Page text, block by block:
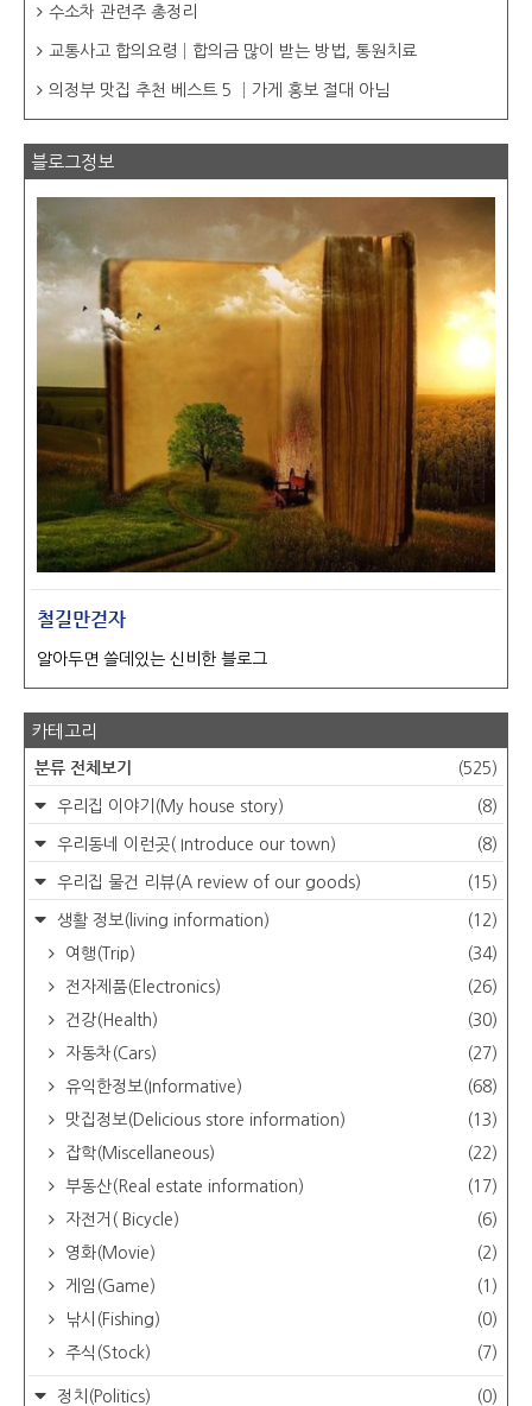
수소차 관련주 총정리
교통사고 합의요령│합의금 많이 받는 방법, 통원치료
의정부 맛집 추천 베스트 5 │가게 홍보 절대 아님
블로그정보
철길만걷자
알아두면 쓸데있는 신비한 블로그
카테고리
분류 전체보기 (525)
우리집 이야기(My house story) (8)
우리동네 이런곳( Introduce our town) (8)
우리집 물건 리뷰(A review of our goods) (15)
생활 정보(living information)
(12)
여행(Trip)
(34)
전자제품(Electronics)
(26)
건강(Health)
(30)
자동차(Cars)
(27)
유익한정보(Informative)
(68)
맛집정보(Delicious store information)
(13)
잡학(Miscellaneous)
(22)
부동산(Real estate information)
(17)
자전거( Bicycle)
(6)
영화(Movie)
(2)
게임(Game)
(1)
낚시(Fishing)
(0)
주식(Stock)
(7)
정치(Politics) (0)